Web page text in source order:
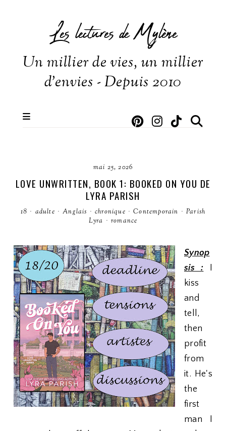
Les lectures de Mylène
Un millier de vies, un millier
d'envies - Depuis 2010
mai 25, 2026
LOVE UNWRITTEN, BOOK 1: BOOKED ON YOU DE
LYRA PARISH
18 · adulte · Anglais · chronique · Contemporain · Parish
Lyra · romance
Synop
sis : I
kiss
and
tell,
then
profit
from
it. He's
the
first
man I